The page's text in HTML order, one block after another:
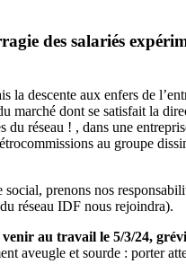
des salariés
descente aux enfers de
marché dont se satisfait la
réseau ! , dans une
au groupe
prenons nos
réseau IDF nous rejoindra).
au travail le 5/3/24,
aveugle et sourde : porter